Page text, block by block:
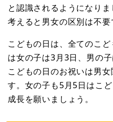
と認識されるようになり
考えると男女の区別は不要
こどもの日は、全てのこ
は女の子は3月3日、男の
こどもの日のお祝いは男
す。女の子も5月5日はこ
成長を願いましょう。